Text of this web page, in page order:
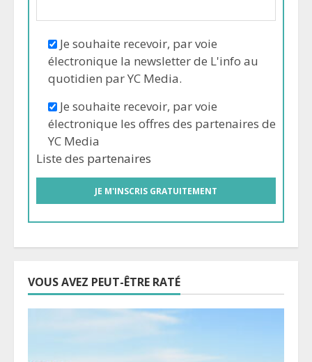
Je souhaite recevoir, par voie
électronique la newsletter de L'info au
quotidien par YC Media.
Je souhaite recevoir, par voie
électronique les offres des partenaires de
YC Media
Liste des partenaires
VOUS AVEZ PEUT-ÊTRE RATÉ